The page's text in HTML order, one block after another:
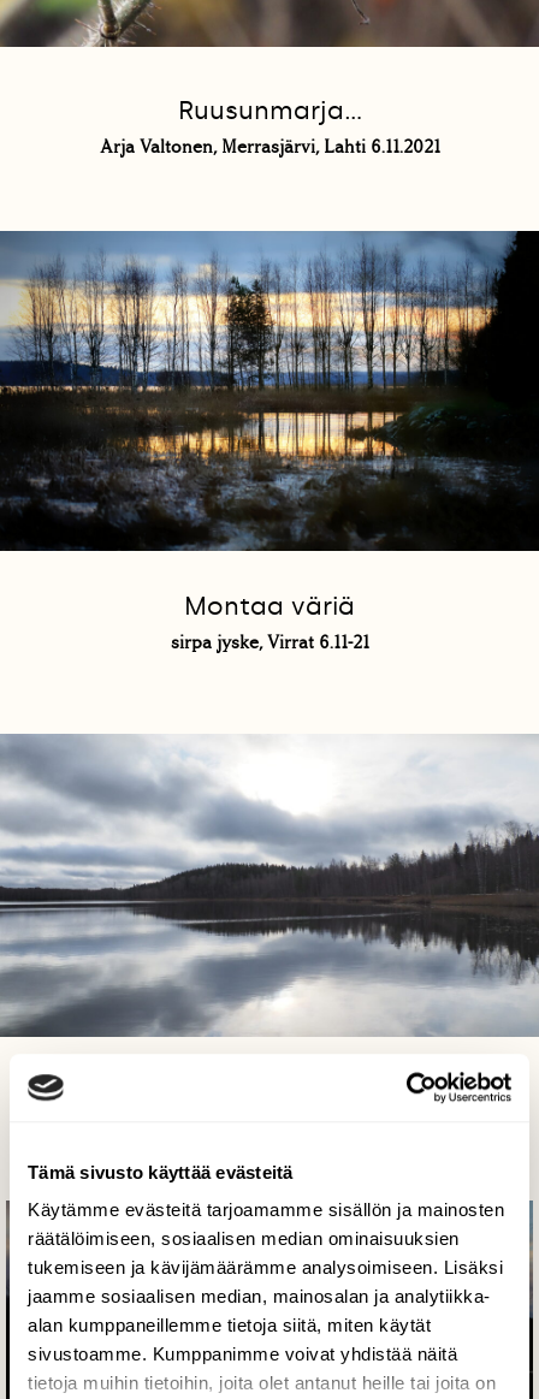
Tämä sivusto käyttää evästeitä
Käytämme evästeitä tarjoamamme sisällön ja mainosten
räätälöimiseen, sosiaalisen median ominaisuuksien
tukemiseen ja kävijämäärämme analysoimiseen. Lisäksi
jaamme sosiaalisen median, mainosalan ja analytiikka-
alan kumppaneillemme tietoja siitä, miten käytät
sivustoamme. Kumppanimme voivat yhdistää näitä
tietoja muihin tietoihin, joita olet antanut heille tai joita on
Ruusunmarja...
Arja Valtonen, Merrasjärvi, Lahti 6.11.2021
Montaa väriä
sirpa jyske, Virrat 6.11-21